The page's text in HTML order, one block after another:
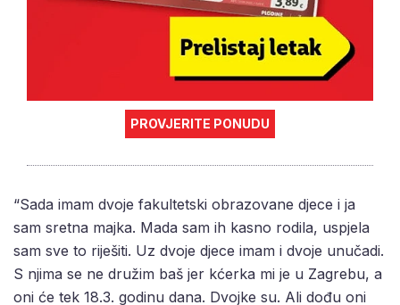
PROVJERITE PONUDU
“Sada imam dvoje fakultetski obrazovane djece i ja
sam sretna majka. Mada sam ih kasno rodila, uspjela
sam sve to riješiti. Uz dvoje djece imam i dvoje unučadi.
S njima se ne družim baš jer kćerka mi je u Zagrebu, a
oni će tek 18.3. godinu dana. Dvojke su. Ali dođu oni